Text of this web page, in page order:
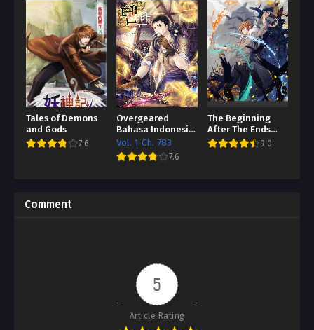
Tales of Demons
and Gods
7.6
Overgeared
Bahasa Indonesia
[MTL / Better TL]
Vol. 1 Ch. 783
7.6
The Beginning
After The Ends
Bahasa Indonesia
9.0
Comment
5
Article Rating